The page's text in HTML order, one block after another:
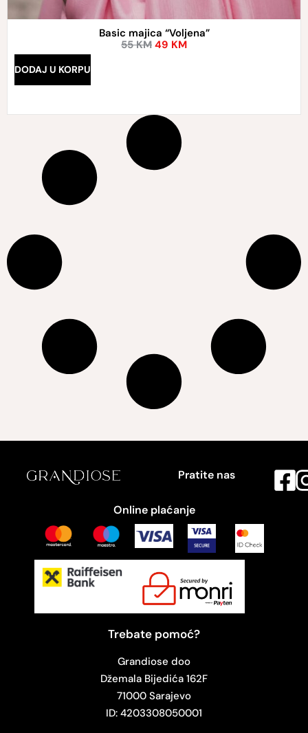
Basic majica “Voljena”
55KM 49 KM
DODAJ U KORPU
Pratite nas
Online plaćanje
Trebate pomoć?
Grandiose doo
Džemala Bijedića 162F
71000 Sarajevo
ID: 4203308050001